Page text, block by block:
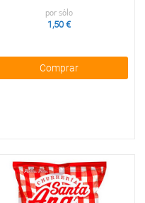
por sólo
1,50 €
Comprar